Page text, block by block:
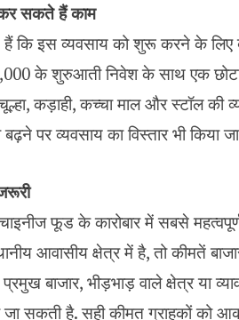
सकते हैं काम
हैं कि इस व्यवसाय को शुरू करने के लिए
के शुरुआती निवेश के साथ एक
कड़ाही, कच्चा माल और स्टॉल की
पर व्यवसाय का विस्तार भी किया
फूड के कारोबार में सबसे
आवासीय क्षेत्र में है, तो कीमतें
बाजार, भीड़भाड़ वाले क्षेत्र या
सकती है. सही कीमत ग्राहकों को